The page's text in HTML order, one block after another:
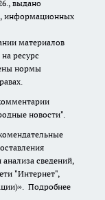
выдано
информационных
материалов
ресурс
нормы
новости".
сведений,
"Интернет",
Подробнее